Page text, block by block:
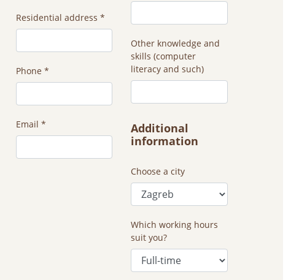
Residential address *
Phone *
Email *
Other knowledge and
skills (computer
literacy and such)
Additional
information
Choose a city
Which working hours
suit you?